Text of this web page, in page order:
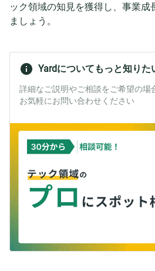
ック領域の知見を獲得し、事業成
ましょう。
Yardについてもっと知りた
詳細なご説明やご相談をご希望の場
お気軽にお問い合わせください